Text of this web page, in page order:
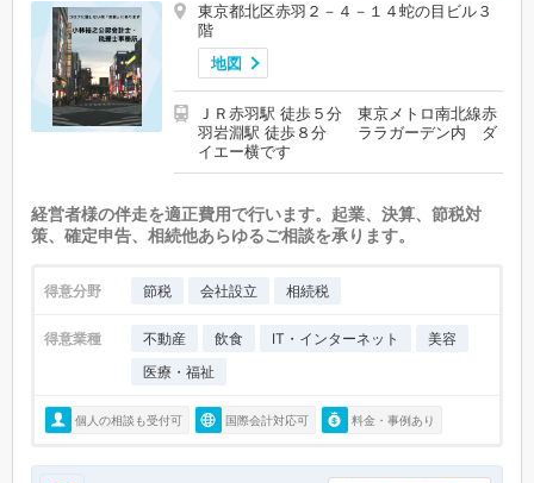
東京都北区赤羽２－４－１４蛇の目ビル３
階
地図
ＪＲ赤羽駅 徒歩５分 東京メトロ南北線赤
羽岩淵駅 徒歩８分 ララガーデン内 ダ
イエー横です
経営者様の伴走を適正費用で行います。起業、決算、節税対
策、確定申告、相続他あらゆるご相談を承ります。
得意分野 節税 会社設立 相続税
得意業種 不動産 飲食 IT・インターネット
美容
医療・福祉
個人の相談も受付可 国際会計対応可 料金・事例あり